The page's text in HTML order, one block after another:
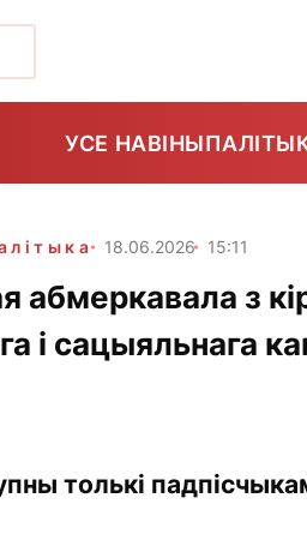
УСЕ НАВІНЫ
18.06.2026 15:11
абмеркавала з
і сацыяльнага
толькі